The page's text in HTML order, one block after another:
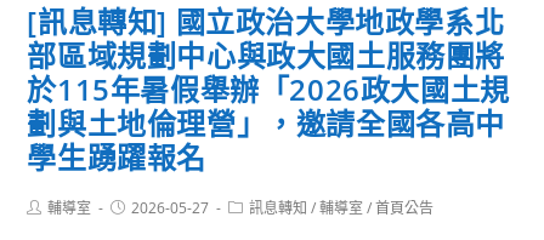
「第
9
屆
教
育
部
[訊息轉知] 國立政治大學地政學系北
部區域規劃中心與政大國土服務團將
於115年暑假舉辦「2026政大國土規
劃與土地倫理營」，邀請全國各高中
學生踴躍報名
Post輔導室
Post2026-05-27
Post訊息轉知 / 輔導室 / 首頁公告